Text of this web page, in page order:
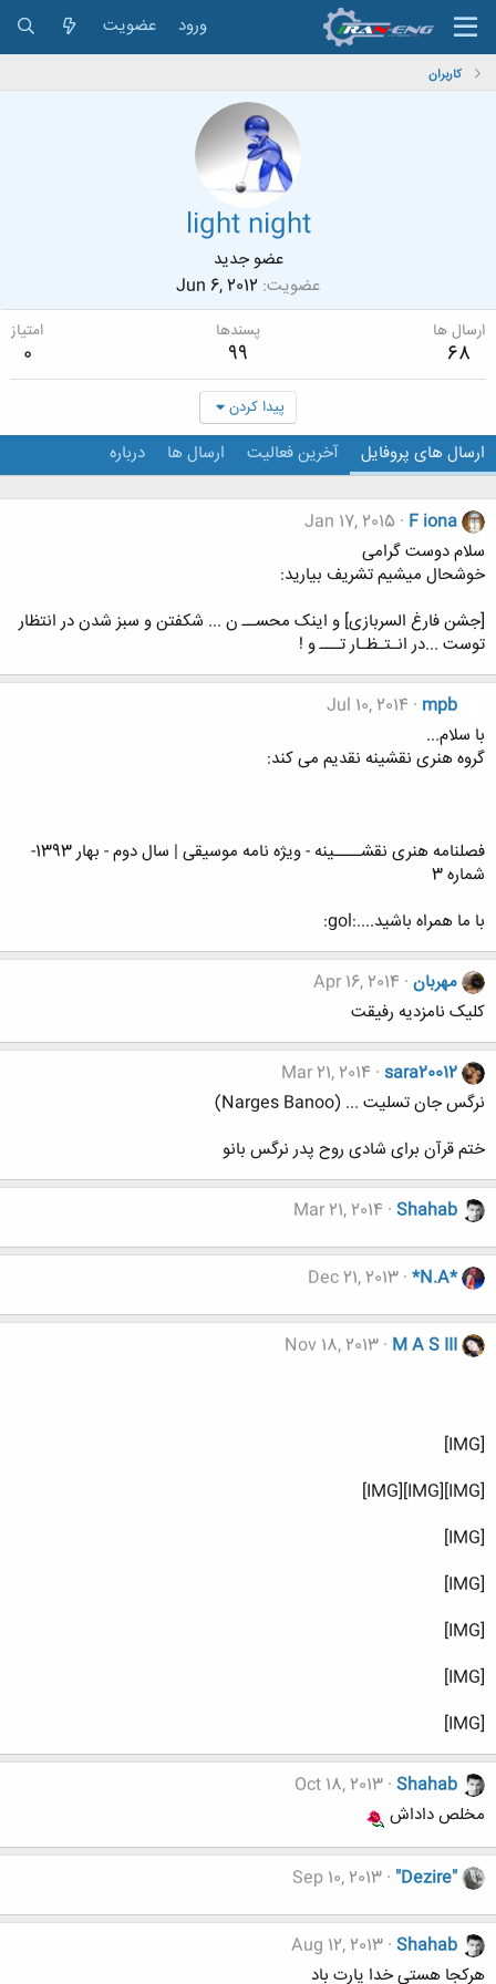
ورود عضویت
کاربران
light night
عضو جدید
عضویت Jun 6, 2012
ارسال ها
68
پسندها
99
امتیاز
0
پیدا کردن
ارسال های پروفایل آخرین فعالیت ارسال ها درباره
F iona
Jan 17, 2015
سلام دوست گرامی
خوشحال میشیم تشریف بیارید:
[جشن فارغ السربازی] و اینک محســ ن ... شکفتن و سبز شدن در انتظار
توست ...در انـتـظـار تـــ و !
mpb
Jul 10, 2014
با سلام...
گروه هنری نقشینه نقدیم می کند:
فصلنامه هنری نقشــــینه - ویژه نامه موسیقی | سال دوم - بهار 1393-
شماره 3
با ما همراه باشید....:gol:
مهربان Apr 16, 2014
کلیک نامزدیه رفیقت
sara20012
Mar 21, 2014
نرگس جان تسلیت ... (Narges Banoo)
ختم قرآن برای شادی روح پدر نرگس بانو
Shahab
Mar 21, 2014
*N.A*
Dec 21, 2013
M A S III
Nov 18, 2013
[IMG]
[IMG][IMG][IMG]
[IMG]
[IMG]
[IMG]
[IMG]
[IMG]
Shahab
Oct 18, 2013
مخلص داداش
"Dezire"
Sep 10, 2013
Shahab
Aug 12, 2013
هرکجا هستی خدا یارت باد